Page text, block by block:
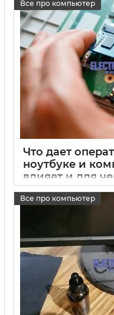
Все про компьютер
Что дает
ноутбуке и
влияет и для
15 05 2025 0
Все про компьютер